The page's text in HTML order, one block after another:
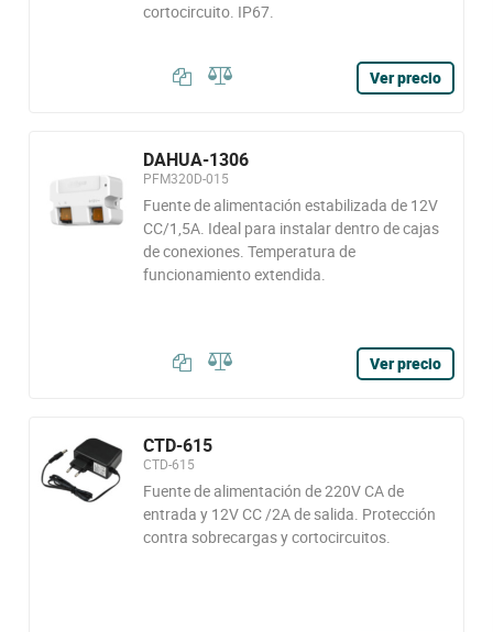
cortocircuito. IP67.
Ver precio
DAHUA-1306
PFM320D-015
Fuente de alimentación estabilizada de 12V
CC/1,5A. Ideal para instalar dentro de cajas
de conexiones. Temperatura de
funcionamiento extendida.
Ver precio
CTD-615
CTD-615
Fuente de alimentación de 220V CA de
entrada y 12V CC /2A de salida. Protección
contra sobrecargas y cortocircuitos.